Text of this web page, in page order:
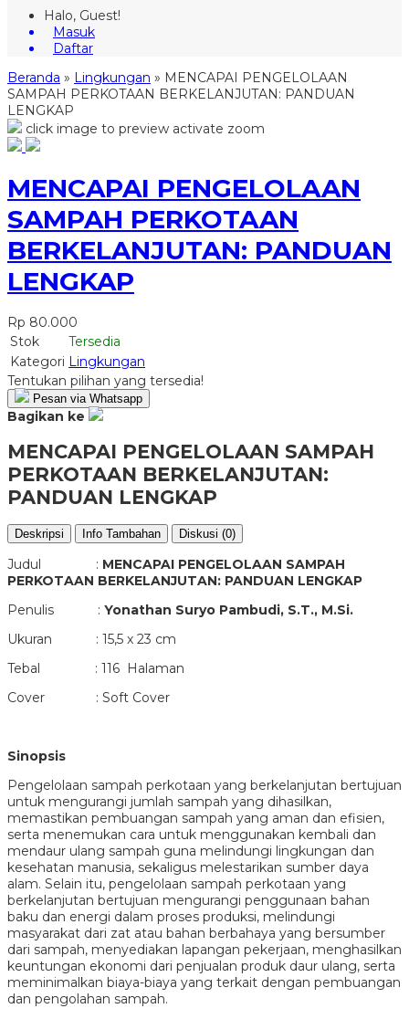
Halo, Guest!
Masuk
Daftar
Beranda » Lingkungan » MENCAPAI PENGELOLAAN
SAMPAH PERKOTAAN BERKELANJUTAN: PANDUAN
LENGKAP
click image to preview activate zoom
MENCAPAI PENGELOLAAN
SAMPAH PERKOTAAN
BERKELANJUTAN: PANDUAN
LENGKAP
Rp 80.000
Stok
Tersedia
Kategori Lingkungan
Tentukan pilihan yang tersedia!
Pesan via Whatsapp
Bagikan ke
MENCAPAI PENGELOLAAN SAMPAH
PERKOTAAN BERKELANJUTAN:
PANDUAN LENGKAP
Deskripsi Info Tambahan Diskusi (0)
Judul : MENCAPAI PENGELOLAAN SAMPAH
PERKOTAAN BERKELANJUTAN: PANDUAN LENGKAP
Penulis : Yonathan Suryo Pambudi, S.T., M.Si.
Ukuran : 15,5 x 23 cm
Tebal : 116 Halaman
Cover : Soft Cover
Sinopsis
Pengelolaan sampah perkotaan yang berkelanjutan bertujuan
untuk mengurangi jumlah sampah yang dihasilkan,
memastikan pembuangan sampah yang aman dan efisien,
serta menemukan cara untuk menggunakan kembali dan
mendaur ulang sampah guna melindungi lingkungan dan
kesehatan manusia, sekaligus melestarikan sumber daya
alam. Selain itu, pengelolaan sampah perkotaan yang
berkelanjutan bertujuan mengurangi penggunaan bahan
baku dan energi dalam proses produksi, melindungi
masyarakat dari zat atau bahan berbahaya yang bersumber
dari sampah, menyediakan lapangan pekerjaan, menghasilkan
keuntungan ekonomi dari penjualan produk daur ulang, serta
meminimalkan biaya-biaya yang terkait dengan pembuangan
dan pengolahan sampah.